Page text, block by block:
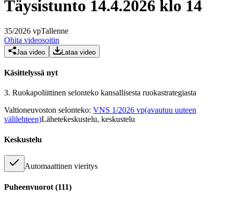
Täysistunto 14.4.2026 klo 14
35/2026 vpTallenne
Ohita videosoitin
Jaa video Lataa video
Käsittelyssä nyt
3. Ruokapoliittinen selonteko kansallisesta ruokastrategiasta
Valtioneuvoston selonteko: VNS 1/2026 vp(avautuu uuteen
välilehteen)Lähetekeskustelu, keskustelu
Keskustelu
Automaattinen vieritys
Puheenvuorot (111)